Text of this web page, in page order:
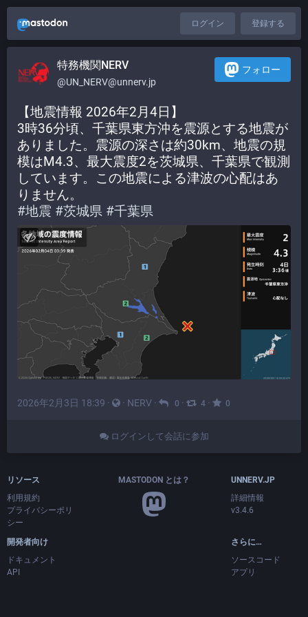
ログイン 登録する
特務機関NERV
@UN_NERV@unnerv.jp
フォロー
【地震情報 2026年2月4日】
3時36分頃、千葉県東方沖を震源とする地震が
ありました。震源の深さは約30km、地震の規
模はM4.3、最大震度2を茨城県、千葉県で観測
しています。この地震による津波の心配はあ
りません。
#地震 #茨城県 #千葉県
2026年2月3日 18:39 · · NERV · 0 · 4 · 0
ログインして会話に参加
リソース
利用規約
プライバシーポリ
シー
開発者向け
ドキュメント
API
MASTODON とは？
UNNERV.JP
詳細情報
v3.4.6
さらに…
ソースコード
アプリ